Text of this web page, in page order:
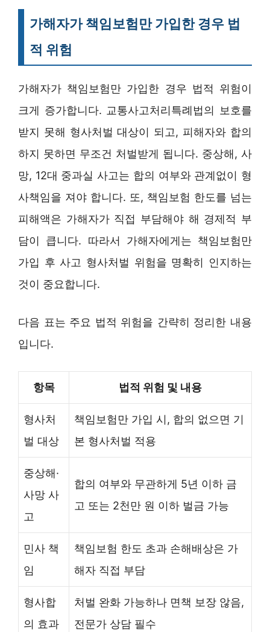
가해자가 책임보험만 가입한 경우 법
적 위험
가해자가 책임보험만 가입한 경우 법적 위험이
크게 증가합니다. 교통사고처리특례법의 보호를
받지 못해 형사처벌 대상이 되고, 피해자와 합의
하지 못하면 무조건 처벌받게 됩니다. 중상해, 사
망, 12대 중과실 사고는 합의 여부와 관계없이 형
사책임을 져야 합니다. 또, 책임보험 한도를 넘는
피해액은 가해자가 직접 부담해야 해 경제적 부
담이 큽니다. 따라서 가해자에게는 책임보험만
가입 후 사고 형사처벌 위험을 명확히 인지하는
것이 중요합니다.
다음 표는 주요 법적 위험을 간략히 정리한 내용
입니다.
항목 법적 위험 및 내용
형사처
벌 대상
책임보험만 가입 시, 합의 없으면 기
본 형사처벌 적용
중상해·
사망 사
고
합의 여부와 무관하게 5년 이하 금
고 또는 2천만 원 이하 벌금 가능
민사 책
임
책임보험 한도 초과 손해배상은 가
해자 직접 부담
형사합
의 효과
처벌 완화 가능하나 면책 보장 않음,
전문가 상담 필수